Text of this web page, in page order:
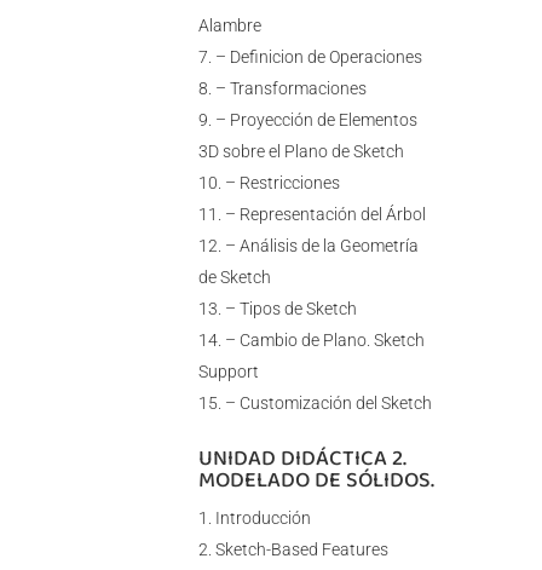
Alambre
– Definicion de Operaciones
– Transformaciones
– Proyección de Elementos
3D sobre el Plano de Sketch
– Restricciones
– Representación del Árbol
– Análisis de la Geometría
de Sketch
– Tipos de Sketch
– Cambio de Plano. Sketch
Support
– Customización del Sketch
UNIDAD DIDÁCTICA 2.
MODELADO DE SÓLIDOS.
Introducción
Sketch-Based Features